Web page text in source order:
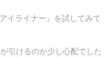
イライナー』を試してみて
引けるのか少し心配でした